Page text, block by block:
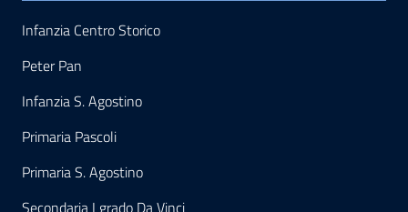
Infanzia Centro Storico
Peter Pan
Infanzia S. Agostino
Primaria Pascoli
Primaria S. Agostino
Secondaria I grado Da Vinci